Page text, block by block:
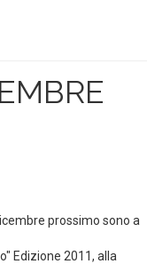
prossimo sono a
Edizione 2011, alla